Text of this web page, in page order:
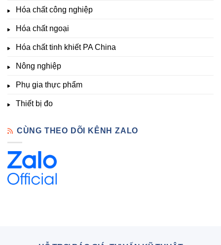
Chất
Hóa chất công nghiệp
Hóa chất ngoại
Hóa chất tinh khiết PA China
Nông nghiệp
Phụ gia thực phẩm
Thiết bị đo
CÙNG THEO DÕI KÊNH ZALO